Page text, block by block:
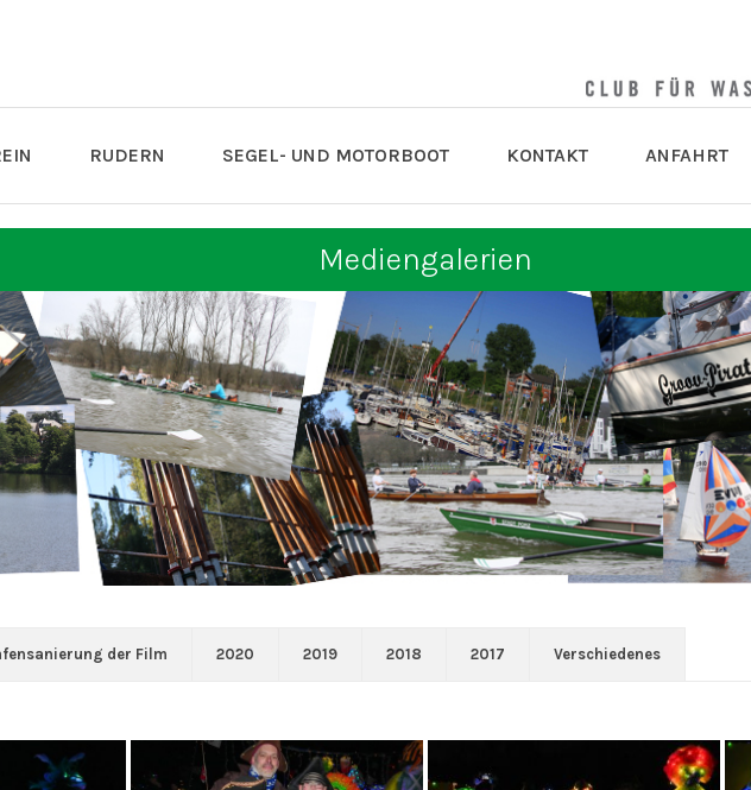
RUDERN SEGEL- UND MOTORBOOT KONTAKT ANFAHRT
Mediengalerien
der Film 2020 2019 2018 2017 Verschiedenes